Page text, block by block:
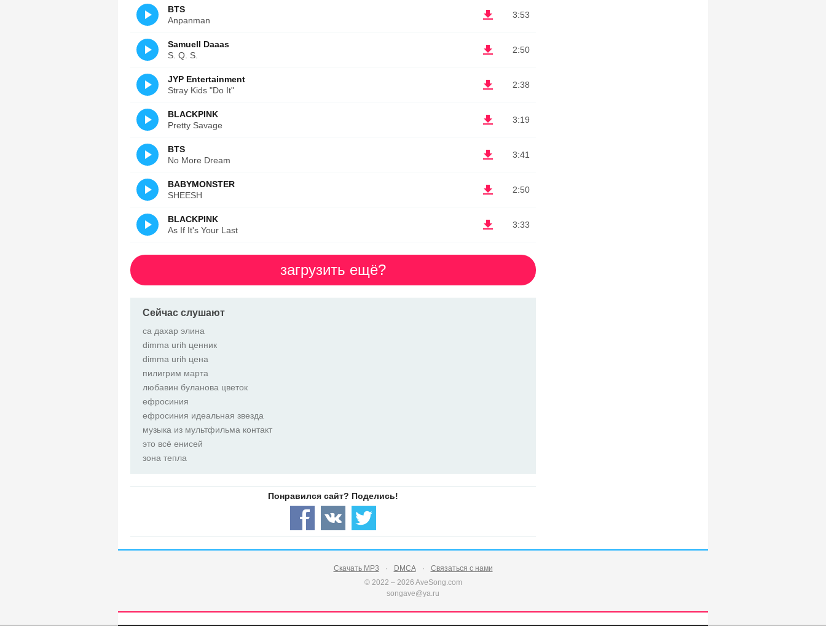
3:53
BTS
Anpanman
2:50
Samuell Daaas
S. Q. S.
2:38
JYP Entertainment
Stray Kids "Do It"
3:19
BLACKPINK
Pretty Savage
3:41
BTS
No More Dream
2:50
BABYMONSTER
SHEESH
3:33
BLACKPINK
As If It's Your Last
загрузить ещё?
Сейчас слушают
са дахар элина
dimma urih ценник
dimma urih цена
пилигрим марта
любавин буланова цветок
ефросиния
ефросиния идеальная звезда
музыка из мультфильма контакт
это всё енисей
зона тепла
Скачать MP3 DMCA
Связаться с нами
© 2022 – 2026 AveSong.com
songave@ya.ru